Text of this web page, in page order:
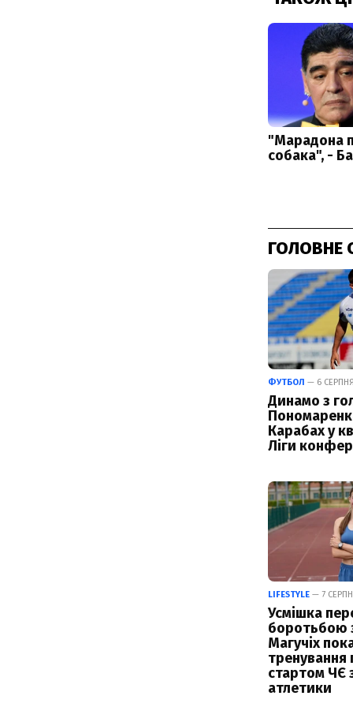
ГОЛОВНЕ
ФУТБОЛ — 6
Динамо з
Карабах у
Ліги
LIFESTYLE — 7
Усмішка
боротьбою
Магучіх
тренування
стартом ЧЄ
атлетики